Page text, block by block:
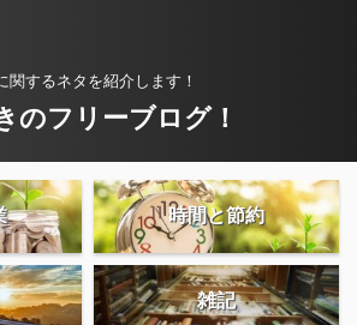
関するネタを紹介します！
のフリーブログ！
時間と節約
雑記